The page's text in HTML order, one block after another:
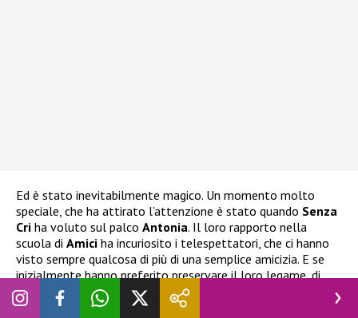
Ed è stato inevitabilmente magico. Un momento molto
speciale, che ha attirato l’attenzione è stato quando Senza
Cri ha voluto sul palco Antonia. Il loro rapporto nella
scuola di Amici ha incuriosito i telespettatori, che ci hanno
visto sempre qualcosa di più di una semplice amicizia. E se
inizialmente hanno preferito preservare il loro legame, di
recentela foto del bacio pubblicata in rete
qualsiasi dubbio, anche ai più scettici (semmai ce ne fosse il